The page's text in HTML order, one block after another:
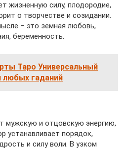
жизненную силу, плодородие,
о творчестве и созидании.
– это земная любовь,
беременность.
Таро Универсальный
любых гаданий
мужскую и отцовскую энергию,
устанавливает порядок,
и силу воли. В узком